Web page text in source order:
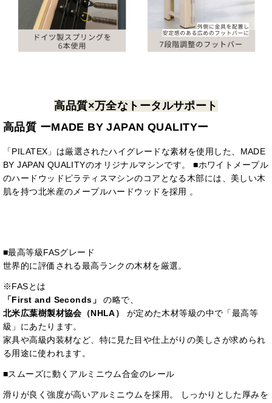
高品質×万全なトータルサポート
高品質 ーMADE BY JAPAN QUALITYー
「PILATEX」は厳選されたハイグレードな素材を使用した、MADE
BY JAPAN QUALITYのオリジナルマシンです。 ■ホワイトメープル
のハードウッドピラティスマシンのコアとなる木部には、美しい木
肌を持つ北米産のメープルハードウッドを採用 。
■最高等級FASグレード
世界的に評価される最高ランクの木材を厳選。
※FASとは
「First and Seconds」
の略で、
北米広葉樹製材協会（NHLA）
が定めた木材等級の中で「最高等
級」にあたります。
家具や高級内装材など、特に見た目や仕上がりの美しさが求められ
る用途に使われます。
■スムーズに動くアルミニウム合金のレール
滑りが良く強度が高いアルミニウムを採用。 しっかりとした厚みを